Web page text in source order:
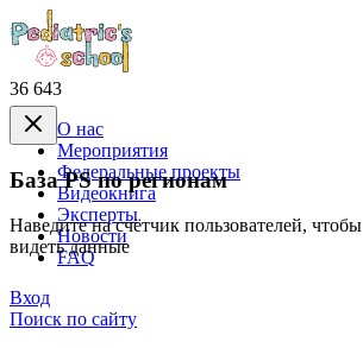
36 643
База PS по регионам
Наведите на счётчик пользователей, чтобы
видеть данные
О нас
Mероприятия
Федеральные проекты
Видеокнига
Эксперты
Новости
FAQ
Вход
Поиск по сайту